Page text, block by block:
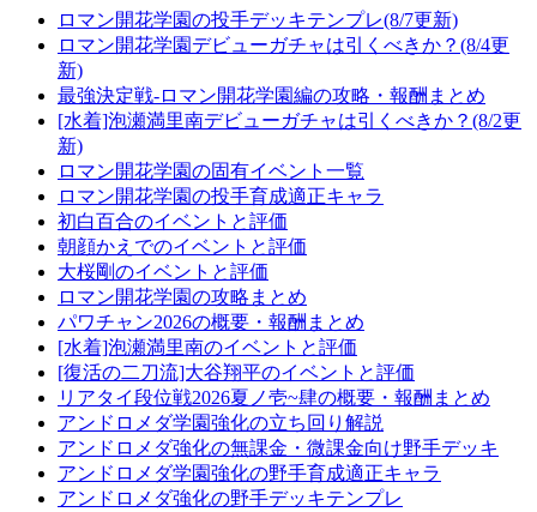
ロマン開花学園の投手デッキテンプレ(8/7更新)
ロマン開花学園デビューガチャは引くべきか？(8/4更
新)
最強決定戦-ロマン開花学園編の攻略・報酬まとめ
[水着]泡瀬満里南デビューガチャは引くべきか？(8/2更
新)
ロマン開花学園の固有イベント一覧
ロマン開花学園の投手育成適正キャラ
初白百合のイベントと評価
朝顔かえでのイベントと評価
大桜剛のイベントと評価
ロマン開花学園の攻略まとめ
パワチャン2026の概要・報酬まとめ
[水着]泡瀬満里南のイベントと評価
[復活の二刀流]大谷翔平のイベントと評価
リアタイ段位戦2026夏ノ壱~肆の概要・報酬まとめ
アンドロメダ学園強化の立ち回り解説
アンドロメダ強化の無課金・微課金向け野手デッキ
アンドロメダ学園強化の野手育成適正キャラ
アンドロメダ強化の野手デッキテンプレ